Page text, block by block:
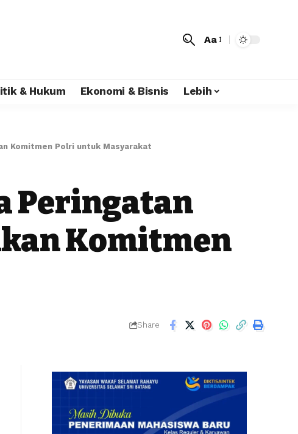
Aa
& Hukum Ekonomi & Bisnis Lebih
Komitmen Polri untuk Masyarakat
Peringatan
Komitmen
Share